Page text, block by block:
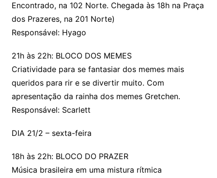
Encontrado, na 102 Norte. Chegada às 18h na Praça
dos Prazeres, na 201 Norte)
Responsável: Hyago
21h às 22h: BLOCO DOS MEMES
Criatividade para se fantasiar dos memes mais
queridos para rir e se divertir muito. Com
apresentação da rainha dos memes Gretchen.
Responsável: Scarlett
DIA 21/2 – sexta-feira
18h às 22h: BLOCO DO PRAZER
Música brasileira em uma mistura rítmica